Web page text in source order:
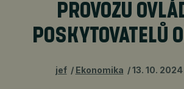
PROVOZU
POSKYTOVATELŮ
jef Ekonomika 13. 10. 2024